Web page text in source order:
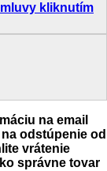
kliknutím
na email
odstúpenie od
vrátenie
správne tovar